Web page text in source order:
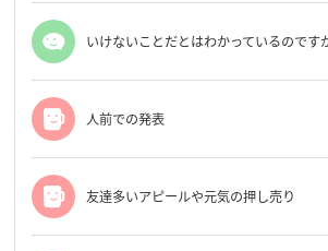
いけないことだとはわかっているので
人前での発表
友達多いアピールや元気の押し売り